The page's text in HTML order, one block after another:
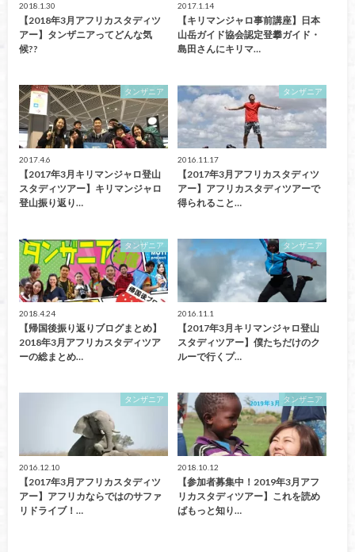
2018.1.30
【2018年3月アフリカスタディツ
アー】タンザニアってどんな気
候??
2017.1.14
【キリマンジャロ事前講座】日本
山岳ガイド協会認定登攀ガイド・
島田さんにキリマ…
タンザニア
2017.4.6
【2017年3月キリマンジャロ登山
スタディツアー】キリマンジャロ
登山振り返り…
タンザニア
2016.11.17
【2017年3月アフリカスタディツ
アー】アフリカスタディツアーで
得られること…
タンザニア
2018.4.24
【帰国後振り返りブログまとめ】
2018年3月アフリカスタディツア
ーの総まとめ…
タンザニア
2016.11.1
【2017年3月キリマンジャロ登山
スタディツアー】僕たちだけのク
ルーで行くプ…
タンザニア
2016.12.10
【2017年3月アフリカスタディツ
アー】アフリカならではのサファ
リドライブ！…
タンザニア
2018.10.12
【参加者募集中！2019年3月アフ
リカスタディツアー】これを読め
ばもっと知り…